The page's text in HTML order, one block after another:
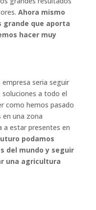
Ahora mismo
grande que aporta
hacer muy
seria seguir
a todo el
como hemos pasado
una zona
a estar presentes en
podamos
del mundo y seguir
una agricultura